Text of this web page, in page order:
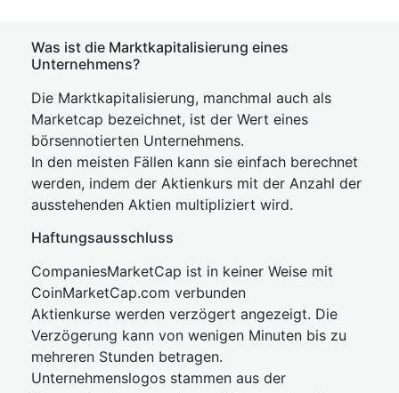
Was ist die Marktkapitalisierung eines
Unternehmens?
Die Marktkapitalisierung, manchmal auch als
Marketcap bezeichnet, ist der Wert eines
börsennotierten Unternehmens.
In den meisten Fällen kann sie einfach berechnet
werden, indem der Aktienkurs mit der Anzahl der
ausstehenden Aktien multipliziert wird.
Haftungsausschluss
CompaniesMarketCap ist in keiner Weise mit
CoinMarketCap.com verbunden
Aktienkurse werden verzögert angezeigt. Die
Verzögerung kann von wenigen Minuten bis zu
mehreren Stunden betragen.
Unternehmenslogos stammen aus der